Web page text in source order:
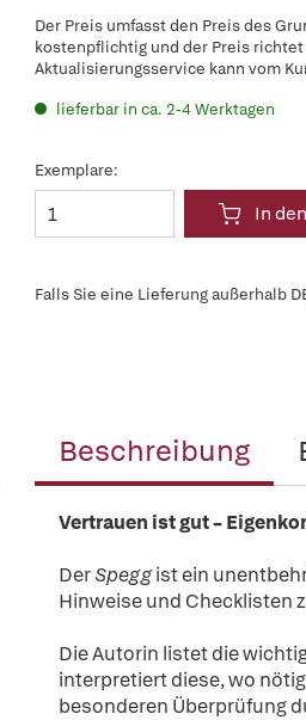
Der Preis umfasst den Preis des
kostenpflichtig und der Preis richtet
Aktualisierungsservice kann vom
lieferbar in ca. 2-4 Werktagen
Exemplare:
In
Falls Sie eine Lieferung außerhalb
Beschreibung
Vertrauen ist gut –
DerSpeggist ein
Hinweise und Checklisten
Die Autorin listet die
interpretiert diese, wo
besonderen Überprüfung